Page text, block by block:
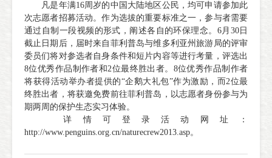
凡是年满16周岁的中国大陆地区公民，均可申请参加此
次志愿者招募活动。作为选拔的重要标准之一，参与者需要
通过自制一段视频的形式，阐述各自的环保理念。6月30日
截止日期后，届时来自菲利普岛与维多利亚州旅游局的评审
委员们将对参选者自身条件和短片内容等进行考量，评选出
8位优秀作品制作者和2位最终胜出者。8位优秀作品制作者
将获得活动举办者提供的“企鹅大礼包”作为激励，而2位最
终胜出者，将获邀免费前往菲利普岛，以志愿者身份参与为
期两周的保护生态实习体验。
详情可登录活动网址：
http://www.penguins.org.cn/naturecrew2013.asp。